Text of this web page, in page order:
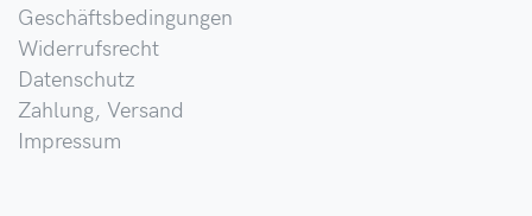
Geschäftsbedingungen
Widerrufsrecht
Datenschutz
Zahlung, Versand
Impressum